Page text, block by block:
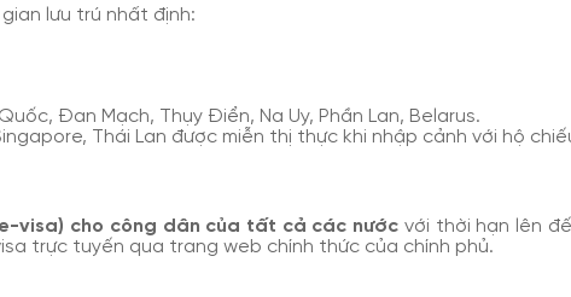
lưu trú nhất định:
Đan Mạch, Thụy Điển, Na Uy, Phần Lan, Belarus.
Thái Lan được miễn thị thực khi nhập cảnh với hộ
visa) cho công dân của tất cả các nước với thời hạn lên
trực tuyến qua trang web chính thức của chính phủ.